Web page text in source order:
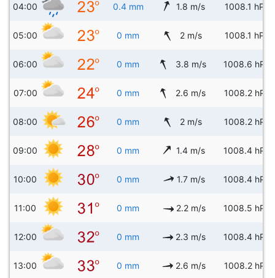
04:00 0.4 mm 1.8 m/s 1008.1 hPa
05:00 0 mm 2 m/s 1008.1 hPa
06:00 0 mm 3.8 m/s 1008.6 hPa
07:00 0 mm 2.6 m/s 1008.2 hPa
08:00 0 mm 2 m/s 1008.2 hPa
09:00 0 mm 1.4 m/s 1008.4 hPa
10:00 0 mm 1.7 m/s 1008.4 hPa
11:00 0 mm 2.2 m/s 1008.5 hPa
12:00 0 mm 2.3 m/s 1008.4 hPa
13:00 0 mm 2.6 m/s 1008.2 hPa